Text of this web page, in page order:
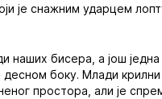
је снажним ударцем
наших бисера, а још
боку. Млади
простора, али је